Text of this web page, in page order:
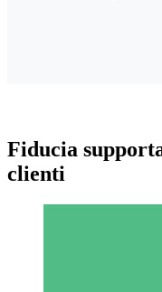
Fiducia
clienti